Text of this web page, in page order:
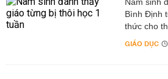
Bình Định
thức cho
GIÁO DỤC